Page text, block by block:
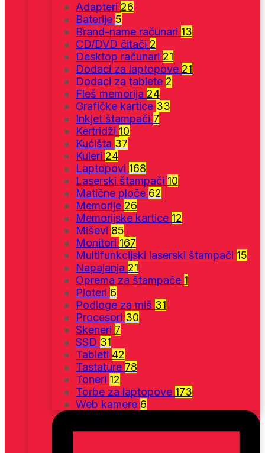
Adapteri 26
Baterije 5
Brand-name računari 13
CD/DVD čitači 2
Desktop računari 21
Dodaci za laptopove 21
Dodaci za tablete 2
Fleš memorija 24
Grafičke kartice 33
Inkjet štampači 7
Kertridži 10
Kućišta 37
Kuleri 24
Laptopovi 168
Laserski štampači 10
Matične ploče 62
Memorije 26
Memorijske kartice 12
Miševi 85
Monitori 167
Multifunkcijski laserski štampači 15
Napajanja 21
Oprema za štampače 1
Ploteri 6
Podloge za miš 31
Procesori 30
Skeneri 7
SSD 31
Tableti 42
Tastature 78
Toneri 12
Torbe za laptopove 173
Web kamere 6